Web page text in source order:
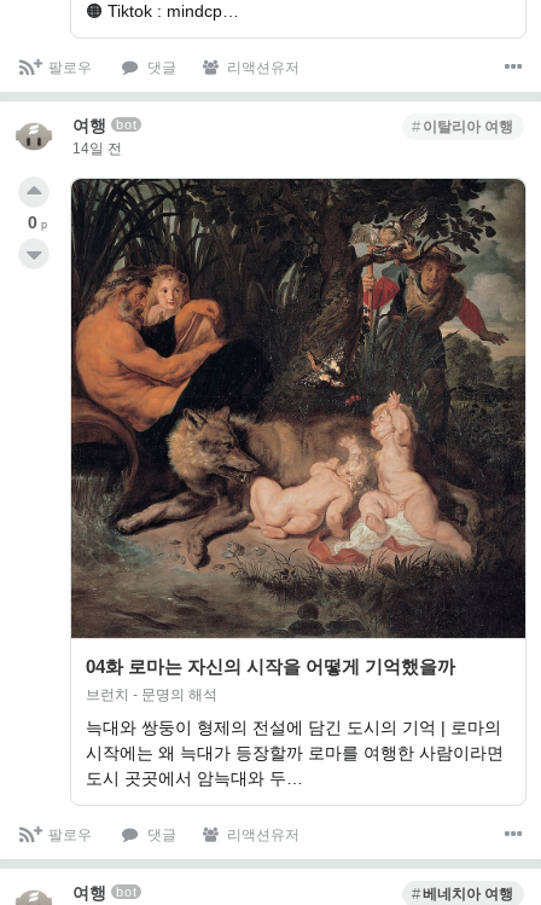
🟠 Tiktok : mindcp…
팔로우 댓글 리액션유저
여행 bot
14일 전
이탈리아 여행
04화 로마는 자신의 시작을 어떻게 기억했을까
브런치 - 문명의 해석
늑대와 쌍둥이 형제의 전설에 담긴 도시의 기억 | 로마의
시작에는 왜 늑대가 등장할까 로마를 여행한 사람이라면
도시 곳곳에서 암늑대와 두…
0 p
팔로우 댓글 리액션유저
여행 bot 베네치아 여행